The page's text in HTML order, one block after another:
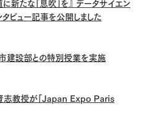
新たな「息吹」を』 データサイエン
ビュー記事を公開しました
建設部との特別授業を実施
志教授が「Japan Expo Paris